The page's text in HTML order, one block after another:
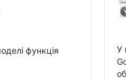
функція
У